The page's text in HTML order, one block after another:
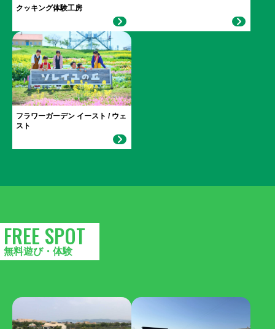
クッキング体験工房
フラワーガーデン イースト / ウェ
スト
FREE SPOT
無料遊び・体験